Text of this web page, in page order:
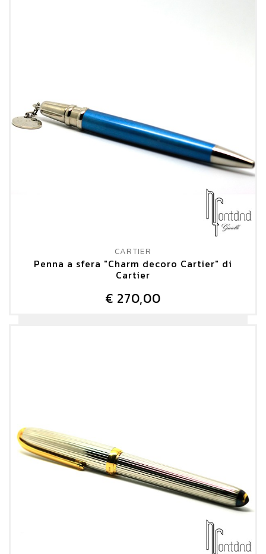
CARTIER
Penna a sfera "Charm decoro Cartier" di
Cartier
€ 270,00